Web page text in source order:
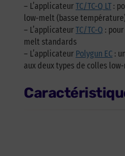
– L’applicateurTC/TC-Q LT :
low-melt (basse
– L’applicateurTC/TC-Q :
melt standards
– L’applicateur Polygun EC :
aux deux types de colles